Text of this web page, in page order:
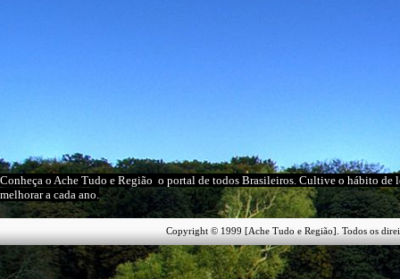
Conheça o Ache Tudo e Região o portal de todos Brasileiros. Cultive o hábito de
melhorar a cada ano.
Copyright © 1999 [Ache Tudo e Região]. Todos os